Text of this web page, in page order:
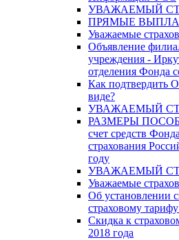
УВАЖАЕМЫЙ
ПРЯМЫЕ
Уважаемые
Объявление
учреждения -
отделения Фонда
Как подтвердить
виде?
УВАЖАЕМЫЙ
РАЗМЕРЫ
счет средств
страхования
году
УВАЖАЕМЫЙ
Уважаемые
Об установлении
страховому
Скидка к
2018 года